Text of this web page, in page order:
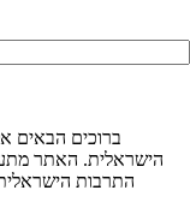
ברוכים הבאים
הישראלית. האתר
התרבות